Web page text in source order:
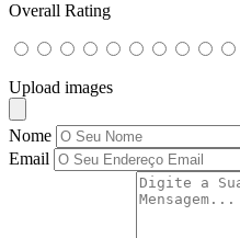
Overall Rating
Upload images
Nome
Email